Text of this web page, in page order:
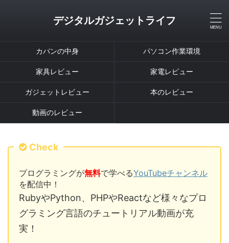
デジタルガジェットライフ
カバンの中身 パソコン作業環境
家具レビュー 家電レビュー
ガジェットレビュー 本のレビュー
動画のレビュー
Check
プログラミングが無料で学べるYouTubeチャンネル
を配信中！
RubyやPython、PHPやReactなど様々なプロ
グラミング言語のチュートリアル動画が充
実！